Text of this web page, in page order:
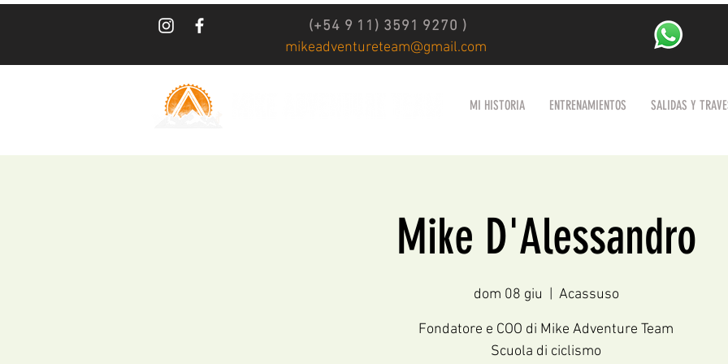
(+54 9 11) 3591 9270 )
mikeadventureteam@gmail.com
MI HISTORIA ENTRENAMIENTOS SALIDAS Y
Mike D'Alessandro
dom 08 giu Acassuso
Fondatore e COO di Mike Adventure Team
Scuola di ciclismo